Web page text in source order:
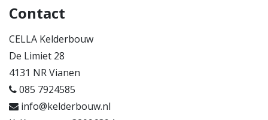
Contact
CELLA Kelderbouw
De Limiet 28
4131 NR Vianen
085 7924585
info@kelderbouw.nl